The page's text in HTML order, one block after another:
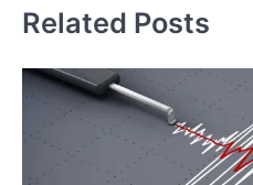
Related Posts